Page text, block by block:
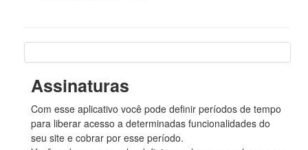
Assinaturas
Com esse aplicativo você pode definir períodos de tempo
para liberar acesso a determinadas funcionalidades do
seu site e cobrar por esse período.